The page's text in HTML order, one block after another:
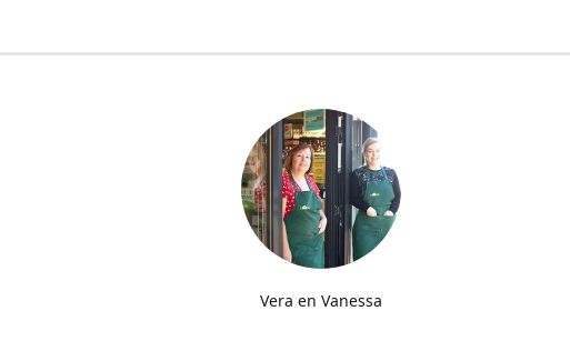
Vera en Vanessa